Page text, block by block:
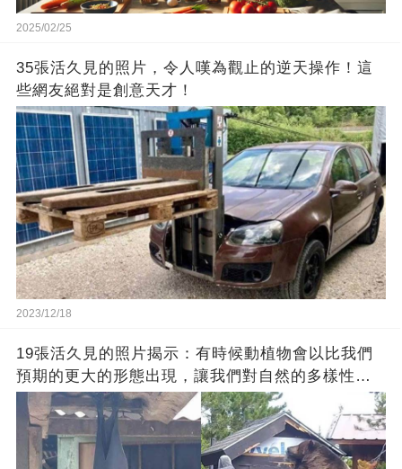
2025/02/25
35張活久見的照片，令人嘆為觀止的逆天操作！這
些網友絕對是創意天才！
2023/12/18
19張活久見的照片揭示：有時候動植物會以比我們
預期的更大的形態出現，讓我們對自然的多樣性感
到驚嘆